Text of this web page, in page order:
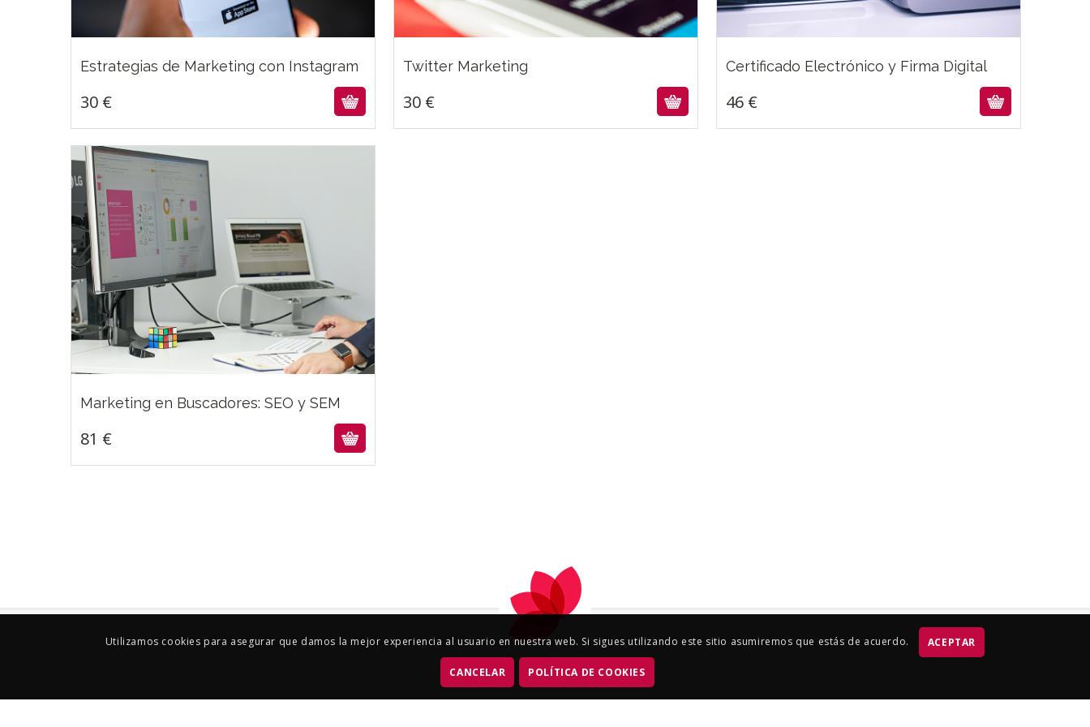
Estrategias de Marketing con Instagram
30 €
30€ Twitter Marketing
30 €
Certificado Electrónico y Firma Digital
46 €
46€
Marketing en Buscadores: SEO y SEM
81 €
81€
Utilizamos cookies para asegurar que damos la mejor experiencia al usuario en nuestra web. Si sigues utilizando este sitio asumiremos que estás de acuerdo. ACEPTAR
CANCELAR POLÍTICA DE COOKIES